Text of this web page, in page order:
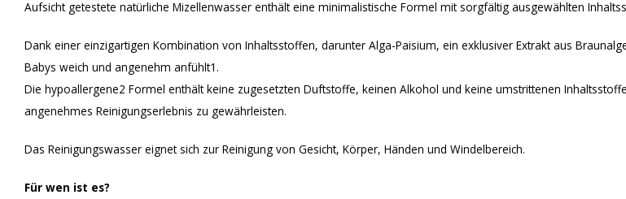
Aufsicht getestete natürliche Mizellenwasser enthält eine minimalistische Formel mit sorgfältig ausgewählten
Dank einer einzigartigen Kombination von Inhaltsstoffen, darunter Alga-Paisium, ein exklusiver Extrakt aus
Babys weich und angenehm anfühlt1.
Die hypoallergene2 Formel enthält keine zugesetzten Duftstoffe, keinen Alkohol und keine umstrittenen
angenehmes Reinigungserlebnis zu gewährleisten.
Das Reinigungswasser eignet sich zur Reinigung von Gesicht, Körper, Händen und Windelbereich.
Für wen ist es?